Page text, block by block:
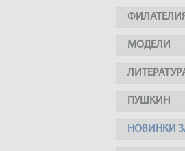
МОДЕЛИ
ПУШКИН
НОВИНКИ